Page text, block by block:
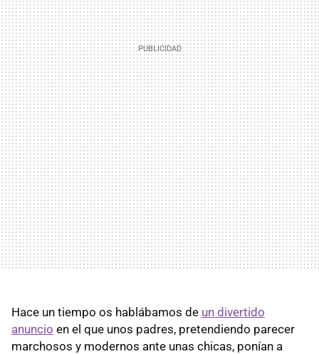
Hace un tiempo os hablábamos de un divertido
anuncio en el que unos padres, pretendiendo parecer
marchosos y modernos ante unas chicas, ponían a